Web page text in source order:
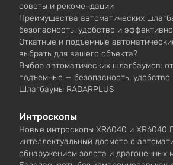
советы и рекомендации
Преимущества автоматических
безопасность, удобство и
Откатные и подъемные
выбрать для вашего объекта?
Выбор автоматических шлагбаумов:
подъемные — безопасность, удобство
Шлагбаумы RADARPLUS
Интроскопы
Новые интроскопы XR6040 и XR6040
интеллектуальный досмотр с
обнаружением золота и драгоценных